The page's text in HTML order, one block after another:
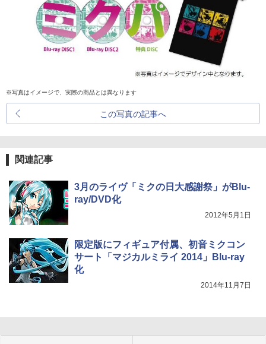
※写真はイメージで、実際の商品とは異なります
この写真の記事へ
関連記事
3月のライヴ「ミクの日大感謝祭」がBlu-
ray/DVD化
2012年5月1日
限定版にフィギュア付属、初音ミクコン
サート「マジカルミライ 2014」Blu-ray
化
2014年11月7日